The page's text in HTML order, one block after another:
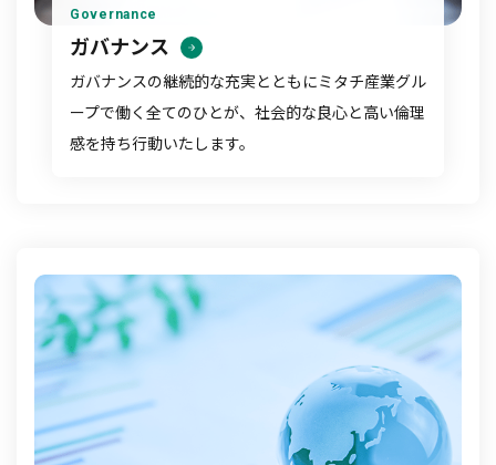
Governance
ガバナンス
ガバナンスの継続的な充実とともにミタチ産業グル
ープで働く全てのひとが、社会的な良心と高い倫理
感を持ち行動いたします。